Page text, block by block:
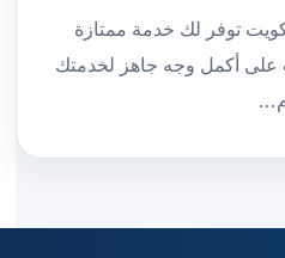
توفر لك خدمة ممتازة
أكمل وجه جاهز لخدمتك